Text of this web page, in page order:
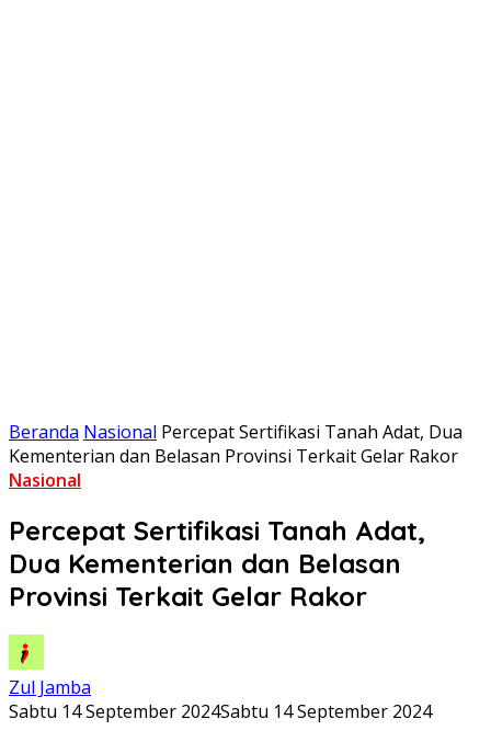
Beranda Nasional Percepat Sertifikasi Tanah Adat, Dua
Kementerian dan Belasan Provinsi Terkait Gelar Rakor
Nasional
Percepat Sertifikasi Tanah Adat,
Dua Kementerian dan Belasan
Provinsi Terkait Gelar Rakor
Zul Jamba
Sabtu 14 September 2024Sabtu 14 September 2024